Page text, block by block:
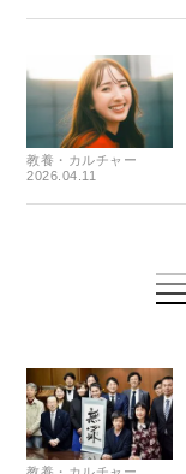
教養・カルチャー
2026.04.11